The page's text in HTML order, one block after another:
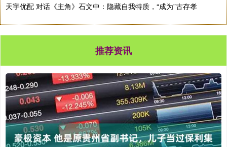
天宇优配 对话《主角》石文中：隐藏自我特质，“成为”古存孝
推荐资讯